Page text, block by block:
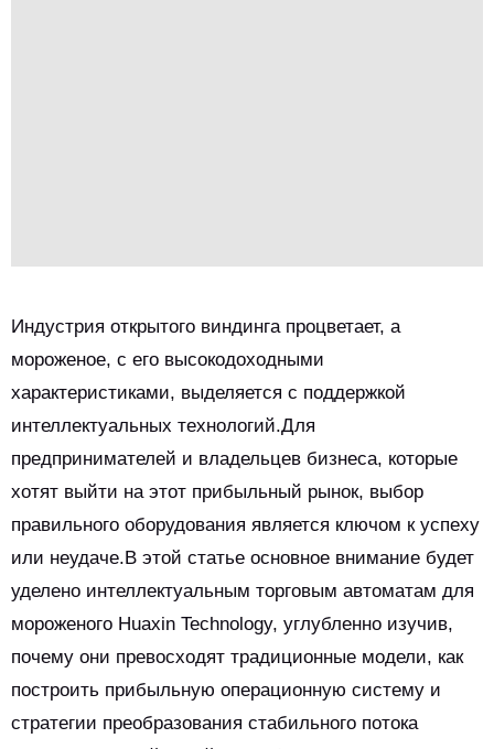
Индустрия открытого виндинга процветает, а
мороженое, с его высокодоходными
характеристиками, выделяется с поддержкой
интеллектуальных технологий.Для
предпринимателей и владельцев бизнеса, которые
хотят выйти на этот прибыльный рынок, выбор
правильного оборудования является ключом к успеху
или неудаче.В этой статье основное внимание будет
уделено интеллектуальным торговым автоматам для
мороженого Huaxin Technology, углубленно изучив,
почему они превосходят традиционные модели, как
построить прибыльную операционную систему и
стратегии преобразования стабильного потока